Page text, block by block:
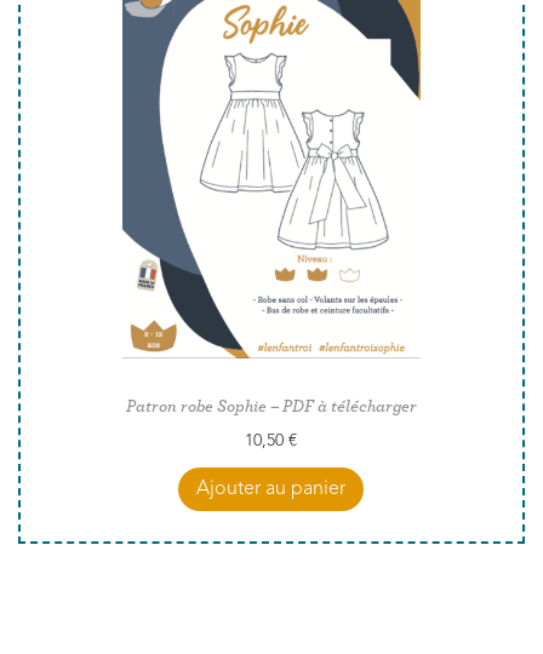
Patron robe Sophie – PDF à télécharger
10,50€
Ajouter au panier